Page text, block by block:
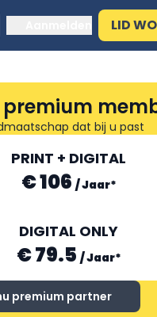
LID
dat bij u past
PRINT + DIGITAL
€ 106 /Jaar*
DIGITAL ONLY
€ 79.5 /Jaar*
premium partner